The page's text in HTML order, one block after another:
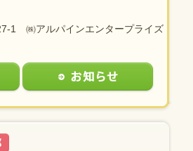
1 ㈱アルパインエンタープライズ